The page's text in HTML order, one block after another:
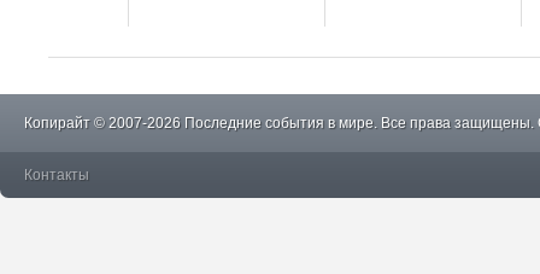
Копирайт © 2007-2026 Последние события в мире. Все права защищены.
Контакты